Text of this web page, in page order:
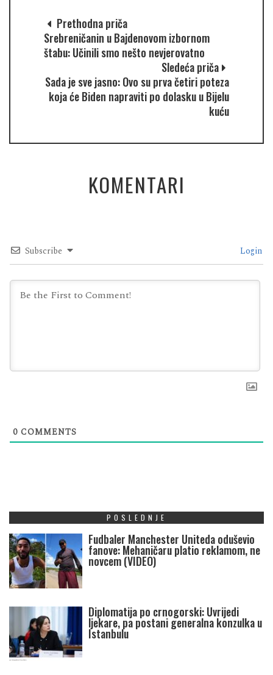
Prethodna priča
Srebreničanin u Bajdenovom izbornom
štabu: Učinili smo nešto nevjerovatno
Sledeća priča
Sada je sve jasno: Ovo su prva četiri poteza
koja će Biden napraviti po dolasku u Bijelu
kuću
KOMENTARI
Subscribe Login
0 COMMENTS
POSLEDNJE
Fudbaler Manchester Uniteda oduševio
fanove: Mehaničaru platio reklamom, ne
novcem (VIDEO)
Diplomatija po crnogorski: Uvrijedi
ljekare, pa postani generalna konzulka u
Istanbulu